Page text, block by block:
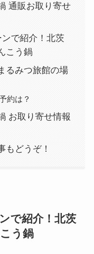
通販お取り寄せ
で紹介！北茨
こう鍋
るみつ旅館の場
約は？
お取り寄せ情報
もどうぞ！
で紹介！北茨
う鍋